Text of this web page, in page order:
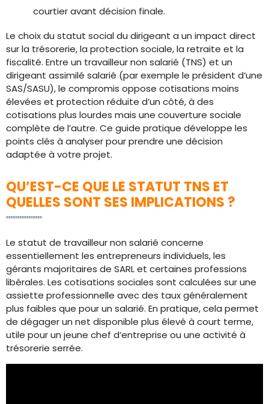
courtier avant décision finale.
Le choix du statut social du dirigeant a un impact direct
sur la trésorerie, la protection sociale, la retraite et la
fiscalité. Entre un travailleur non salarié (TNS) et un
dirigeant assimilé salarié (par exemple le président d’une
SAS/SASU), le compromis oppose cotisations moins
élevées et protection réduite d’un côté, à des
cotisations plus lourdes mais une couverture sociale
complète de l’autre. Ce guide pratique développe les
points clés à analyser pour prendre une décision
adaptée à votre projet.
QU’EST-CE QUE LE STATUT TNS ET
QUELLES SONT SES IMPLICATIONS ?
Le statut de travailleur non salarié concerne
essentiellement les entrepreneurs individuels, les
gérants majoritaires de SARL et certaines professions
libérales. Les cotisations sociales sont calculées sur une
assiette professionnelle avec des taux généralement
plus faibles que pour un salarié. En pratique, cela permet
de dégager un net disponible plus élevé à court terme,
utile pour un jeune chef d’entreprise ou une activité à
trésorerie serrée.